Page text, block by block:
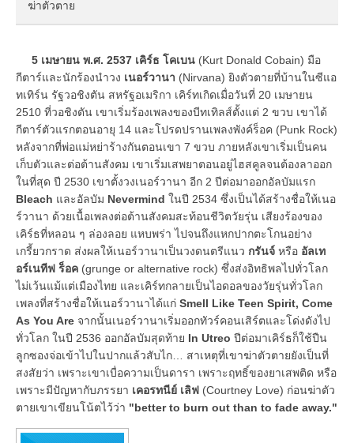
ฆ่าตัวตาย
5 เมษายน พ.ศ. 2537 เคิร์ธ โคเบน (Kurt Donald Cobain) มือ
กีตาร์และนักร้องนำวง เนอร์วานา (Nirvana) ยิงตัวตายที่บ้านในซีแอ
ทเทิร์น รัฐวอชิงตัน สหรัฐอเมริกา เคิร์ทเกิดเมื่อวันที่ 20 เมษายน
2510 ที่วอชิงตัน เขาเริ่มร้องเพลงของบีทเทิลส์ตั้งแต่ 2 ขวบ เขาได้
กีตาร์ตัวแรกตอนอายุ 14 และโปรดปรานเพลงพังค์ร็อค (Punk Rock)
หลังจากที่พ่อแม่หย่าร้างกันตอนเขา 7 ขวบ ภายหลังเขาเริ่มเป็นคน
เก็บตัวและต่อต้านสังคม เขาเริ่มเสพยาตอนอยู่ไฮสคูลจนต้องลาออก
ในที่สุด ปี 2530 เขาตั้งวงเนอร์วานา อีก 2 ปีต่อมาออกอัลบัมแรก
Bleach และอัลบัม Nevermind ในปี 2534 ซึ่งเป็นได้สร้างชื่อให้เนอ
ร์วานา ด้วยเนื้อเพลงต่อต้านสังคมสะท้อนชีวิตวัยรุ่น เสียงร้องของ
เคิร์ธที่หลอน ๆ ล่องลอย แหบพร่า ไปจนถึงแหกปากตะโกนอย่าง
เกรี้ยวกราด ส่งผลให้เนอร์วานาเป็นวงดนตรีแนว กรันจ์ หรือ อัลเท
อร์เนทีฟ ร็อค (grunge or alternative rock) ซึ่งส่งอิทธิพลไปทั่วโลก
ไม่เว้นแม้แต่เมืองไทย และเคิร์ทกลายเป็นไอดอลของวัยรุ่นทั่วโลก
เพลงที่สร้างชื่อให้เนอร์วานาได้แก่ Smell Like Teen Spirit, Come
As You Are จากนั้นเนอร์วานาเริ่มออกทัวร์คอนเสิร์ตและโด่งดังไป
ทั่วโลก ในปี 2536 ออกอัลบัมสุดท้าย In Utreo ปีต่อมาเคิร์ธก็ใช้ปืน
ลูกซองจ่อเข้าไปในปากแล้วสับไก… สาเหตุที่เขาฆ่าตัวตายยังเป็นที่
สงสัยว่า เพราะเขาเบื่อความเป็นดารา เพราะฤทธิ์ของยาเสพติด หรือ
เพราะมีปัญหากับภรรยา เคอรทนีย์ เลิฟ (Courtney Love) ก่อนฆ่าตัว
ตายเขาเขียนโน้ตไว้ว่า "better to burn out than to fade away."